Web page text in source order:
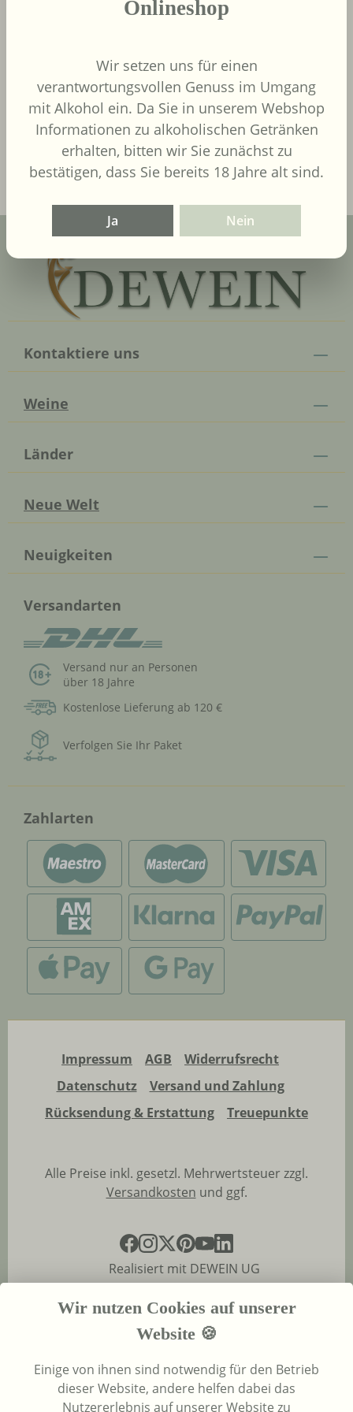
Regulärer Preis:
9,00 €
Inhalt:0.75 Liter
(12,00 € / 1
Liter)UVP 9,90 €
In den Warenkorb
Kontaktiere uns
Weine
Länder
Neue Welt
Neuigkeiten
Versandarten
Versand nur an Personen
über 18 Jahre
Kostenlose Lieferung ab 120 €
Verfolgen Sie Ihr Paket
Zahlarten
Impressum AGB
Widerrufsrecht
Datenschutz
Versand und Zahlung
Rücksendung & Erstattung
Treuepunkte
Alle Preise inkl. gesetzl. Mehrwertsteuer zzgl.
Versandkosten und ggf.
Realisiert mit DEWEIN UG
Wir nutzen Cookies auf unserer
Website 🍪
Einige von ihnen sind notwendig für den Betrieb
dieser Website, andere helfen dabei das
Nutzererlebnis auf unserer Website zu
Onlineshop
Wir setzen uns für einen
verantwortungsvollen Genuss im Umgang
mit Alkohol ein. Da Sie in unserem Webshop
Informationen zu alkoholischen Getränken
erhalten, bitten wir Sie zunächst zu
bestätigen, dass Sie bereits 18 Jahre alt sind.
Ja Nein